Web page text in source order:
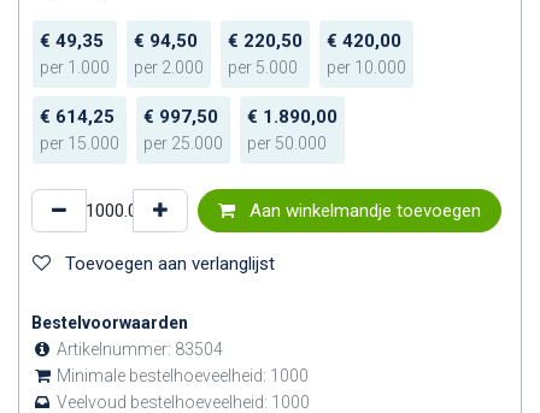
€ 49,35
per 1.000
€ 94,50
per 2.000
€ 220,50
per 5.000
€ 420,00
per 10.000
€ 614,25
per 15.000
€ 997,50
per 25.000
€ 1.890,00
per 50.000
Aan winkelmandje toevoegen
Toevoegen aan verlanglijst
Bestelvoorwaarden
Artikelnummer: 83504
Minimale bestelhoeveelheid: 1000
Veelvoud bestelhoeveelheid: 1000